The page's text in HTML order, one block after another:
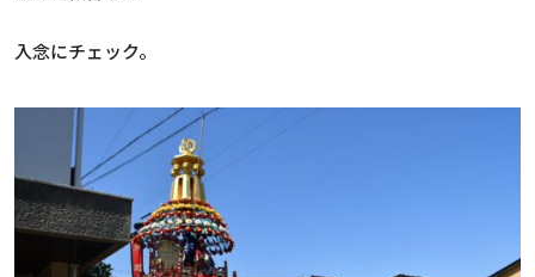
入念にチェック。